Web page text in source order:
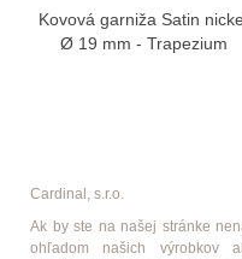
Kovová garniža Satin
Ø 19 mm - Trapezium
Cardinal, s.r.o.
Ak by ste na našej stránke
ohľadom našich výrobkov